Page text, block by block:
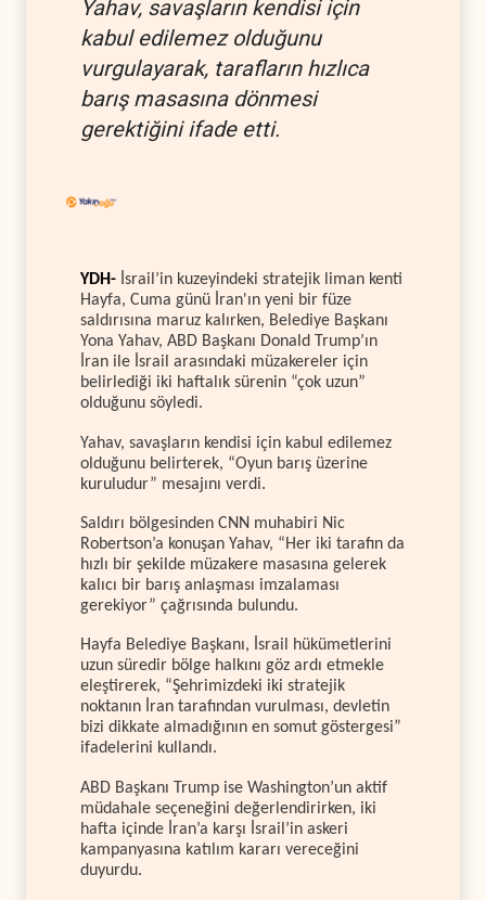
Yahav, savaşların kendisi için
kabul edilemez olduğunu
vurgulayarak, tarafların hızlıca
barış masasına dönmesi
gerektiğini ifade etti.
YDH- İsrail’in kuzeyindeki stratejik liman kenti
Hayfa, Cuma günü İran'ın yeni bir füze
saldırısına maruz kalırken, Belediye Başkanı
Yona Yahav, ABD Başkanı Donald Trump’ın
İran ile İsrail arasındaki müzakereler için
belirlediği iki haftalık sürenin “çok uzun”
olduğunu söyledi.
Yahav, savaşların kendisi için kabul edilemez
olduğunu belirterek, “Oyun barış üzerine
kuruludur” mesajını verdi.
Saldırı bölgesinden CNN muhabiri Nic
Robertson’a konuşan Yahav, “Her iki tarafın da
hızlı bir şekilde müzakere masasına gelerek
kalıcı bir barış anlaşması imzalaması
gerekiyor” çağrısında bulundu.
Hayfa Belediye Başkanı, İsrail hükümetlerini
uzun süredir bölge halkını göz ardı etmekle
eleştirerek, “Şehrimizdeki iki stratejik
noktanın İran tarafından vurulması, devletin
bizi dikkate almadığının en somut göstergesi”
ifadelerini kullandı.
ABD Başkanı Trump ise Washington’un aktif
müdahale seçeneğini değerlendirirken, iki
hafta içinde İran’a karşı İsrail’in askeri
kampanyasına katılım kararı vereceğini
duyurdu.